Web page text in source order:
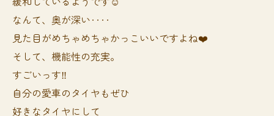
なんて、奥が深い‥‥
見た目がめちゃめちゃかっこいいですよね❤️
そして、機能性の充実。
すごいっす‼️
自分の愛車のタイヤもぜひ
好きなタイヤにして